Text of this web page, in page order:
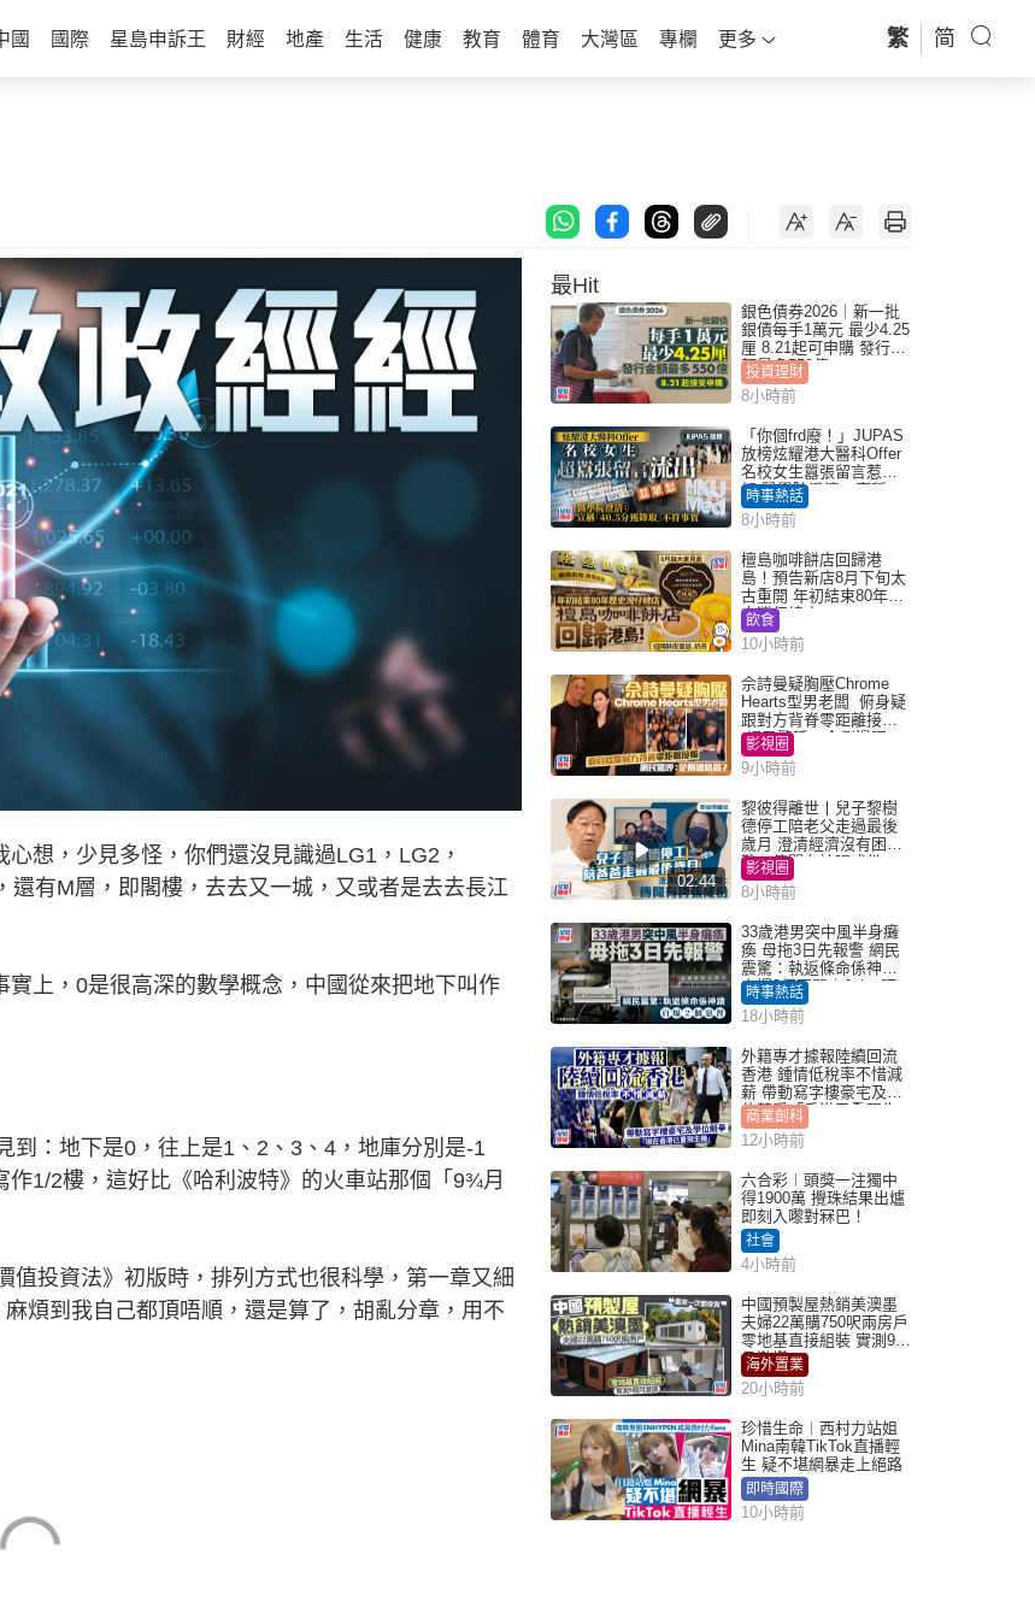
國 國際 星島申訴王 財經 地產 生活 健康 教育 體育 大灣區 專欄 更多 繁 简
想，少見多怪，你們還沒見識過LG1，LG2，
有M層，即閣樓，去去又一城，又或者是去去長江
上，0是很高深的數學概念，中國從來把地下叫作
：地下是0，往上是1、2、3、4，地庫分別是-1
1/2樓，這好比《哈利波特》的火車站那個「9¾月
投資法》初版時，排列方式也很科學，第一章又細
煩到我自己都頂唔順，還是算了，胡亂分章，用不
最Hit
銀色債券2026｜新一批
銀債每手1萬元 最少4.25
厘 8.21起可申購 發行金
額最多550億
投資理財
8小時前
「你個frd廢！」JUPAS
放榜炫耀港大醫科Offer
名校女生囂張留言惹眾
怒 醫學院澄清：宣稱
「40.5分獲錄取」不符事
實｜Juicy叮
時事熱話
8小時前
檀島咖啡餅店回歸港
島！預告新店8月下旬太
古重開 年初結束80年歷
史灣仔總店
飲食
10小時前
佘詩曼疑胸壓Chrome
Hearts型男老闆 俯身疑
跟對方背脊零距離接觸
網民驚呼：企側邊唔
得？
影視圈
9小時前
02:44
黎彼得離世丨兒子黎樹
德停工陪老父走過最後
歲月 澄清經濟沒有困
難：傳聞有誇張成份
影視圈
8小時前
33歲港男突中風半身癱
瘓 母拖3日先報警 網民
震驚：執返條命係神蹟
自爆2個惡習｜Juicy叮
時事熱話
18小時前
外籍專才據報陸續回流
香港 鍾情低稅率不惜減
薪 帶動寫字樓豪宅及學
位競爭「香港已重現生
機」
商業創科
12小時前
六合彩︱頭獎一注獨中
得1900萬 攪珠結果出爐
即刻入嚟對冧巴！
社會
4小時前
中國預製屋熱銷美澳墨
夫婦22萬購750呎兩房戶
零地基直接組裝 實測9個
月激讚
海外置業
20小時前
珍惜生命︱西村力站姐
Mina南韓TikTok直播輕
生 疑不堪網暴走上絕路
即時國際
10小時前